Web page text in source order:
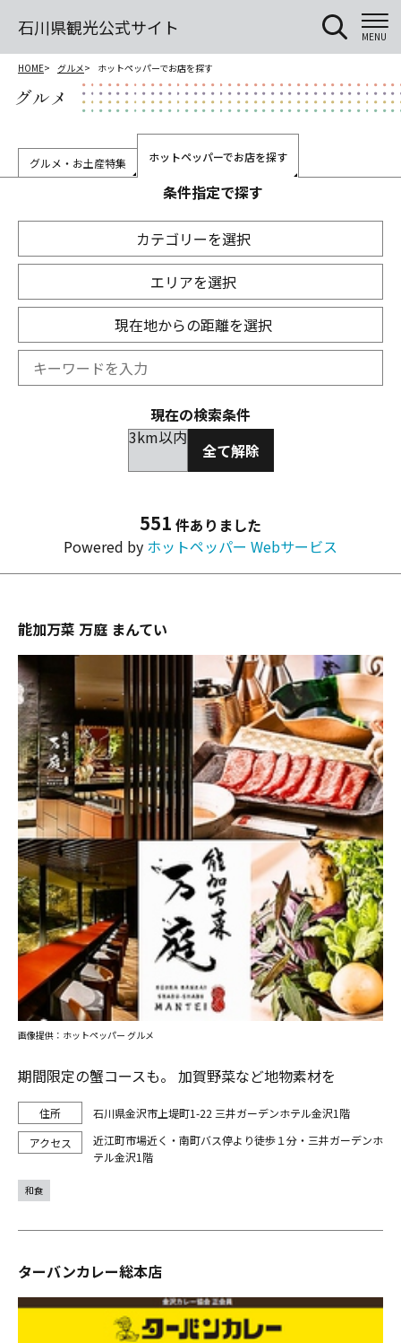
石川県観光公式サイト MENU
HOME グルメ ホットペッパーでお店を探す
グルメ
グルメ・お土産特集 ホットペッパーでお店を探す
条件指定で探す
カテゴリーを選択
エリアを選択
現在地からの距離を選択
現在の検索条件
3km以内
全て解除
551 件ありました
Powered by ホットペッパー Webサービス
能加万菜 万庭 まんてい
期間限定の蟹コースも。 加賀野菜など地物素材を
石川県金沢市上堤町1-22 三井ガーデンホテル金沢1階
近江町市場近く・南町バス停より徒歩１分・三井ガーデンホ
テル金沢1階
画像提供：ホットペッパー グルメ
和食
ターバンカレー総本店